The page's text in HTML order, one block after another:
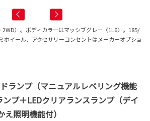
）。ボディカラーはマッシブグレー〈1L6〉。185/
ホイール、アクセサリーコンセントはメーカーオプショ
ランプ（マニュアルレベリング機能
プ＋LEDクリアランスランプ（デイ
照明機能付）